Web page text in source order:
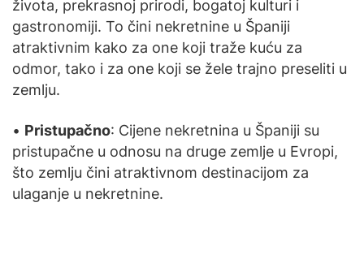
života, prekrasnoj prirodi, bogatoj kulturi i
gastronomiji. To čini nekretnine u Španiji
atraktivnim kako za one koji traže kuću za
odmor, tako i za one koji se žele trajno preseliti u
zemlju.
• Pristupačno: Cijene nekretnina u Španiji su
pristupačne u odnosu na druge zemlje u Evropi,
što zemlju čini atraktivnom destinacijom za
ulaganje u nekretnine.